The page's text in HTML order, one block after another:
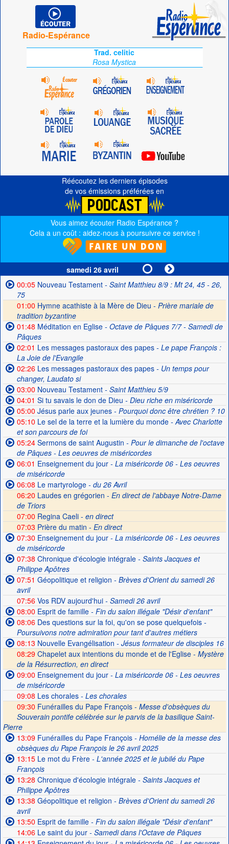
Radio-Espérance
Trad. celitic
Rosa Mystica
Réécoutez les derniers épisodes
de vos émissions préférées en
Vous aimez écouter Radio Espérance ?
Cela a un coût : aidez-nous à poursuivre ce service !
samedi 26 avril
00:05Nouveau Testament- Saint Matthieu 8/9 : Mt 24, 45 - 26,
75
01:00 Hymne acathiste à la Mère de Dieu - Prière mariale de
tradition byzantine
01:48 Méditation en Eglise- Octave de Pâques 7/7 - Samedi de
Pâques
02:01 Les messages pastoraux des papes- Le pape François :
La Joie de l'Evangile
02:26Les messages pastoraux des papes- Un temps pour
changer, Laudato si
03:00 Nouveau Testament- Saint Matthieu 5/9
04:01 Si tu savais le don de Dieu - Dieu riche en miséricorde
05:00 Jésus parle aux jeunes- Pourquoi donc être chrétien ? 10
05:10 Le sel de la terre et la lumière du monde- Avec Charlotte
et son parcours de foi
05:24Sermons de saint Augustin - Pour le dimanche de l'octave
de Pâques - Les oeuvres de miséricordes
06:01 Enseignement du jour- La miséricorde 06 - Les oeuvres
de miséricorde
06:08 Le martyrologe- du 26 Avril
06:20 Laudes en grégorien - En direct de l'abbaye Notre-Dame
de Triors
07:00 Regina Caeli - en direct
07:03 Prière du matin - En direct
07:30 Enseignement du jour- La miséricorde 06 - Les oeuvres
de miséricorde
07:38 Chronique d'écologie intégrale- Saints Jacques et
Philippe Apôtres
07:51 Géopolitique et religion - Brèves d'Orient du samedi 26
avril
07:56Vos RDV aujourd'hui- Samedi 26 avril
08:00 Esprit de famille- Fin du salon illégale "Désir d'enfant"
08:06Des questions sur la foi, qu'on se pose quelquefois-
Poursuivons notre admiration pour tant d'autres métiers
08:13 Nouvelle Evangélisation - Jésus formateur de disciples 16
08:29 Chapelet aux intentions du monde et de l'Eglise - Mystère
de la Résurrection, en direct
09:00 Enseignement du jour- La miséricorde 06 - Les oeuvres
de miséricorde
09:08 Les chorales- Les chorales
09:30 Funérailles du Pape François - Messe d'obsèques du
Souverain pontife célébrée sur le parvis de la basilique Saint-
Pierre
13:09Funérailles du Pape François- Homélie de la messe des
obsèques du Pape François le 26 avril 2025
13:15Le mot du Frère- L'année 2025 et le jubilé du Pape
François
13:28 Chronique d'écologie intégrale- Saints Jacques et
Philippe Apôtres
13:38 Géopolitique et religion - Brèves d'Orient du samedi 26
avril
13:50 Esprit de famille- Fin du salon illégale "Désir d'enfant"
14:06Le saint du jour- Samedi dans l'Octave de Pâques